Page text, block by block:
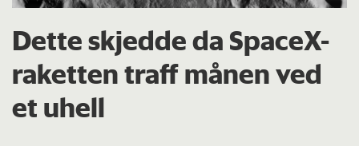
Dette skjedde da SpaceX-
raketten traff månen ved
et uhell